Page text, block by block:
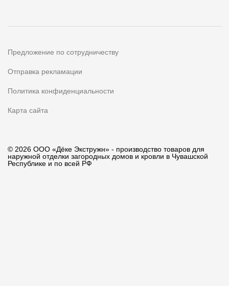
Предложение по сотрудничеству
Отправка рекламации
Политика конфиденциальности
Карта сайта
© 2026 ООО «Дёке Экстружн» - производство товаров для
наружной отделки загородных домов и кровли в Чувашской
Республике и по всей РФ